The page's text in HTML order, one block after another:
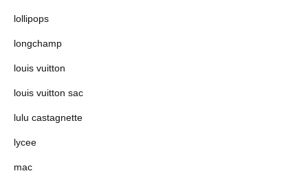
lollipops
longchamp
louis vuitton
louis vuitton sac
lulu castagnette
lycee
mac